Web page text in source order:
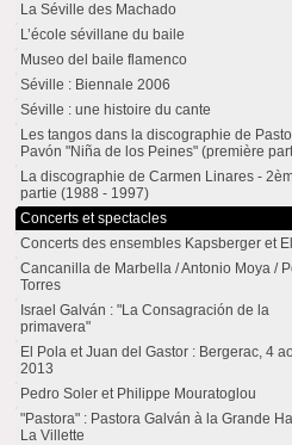
La Séville des Machado
L’école sévillane du baile
Museo del baile flamenco
Séville : Biennale 2006
Séville : une histoire du cante
Les tangos dans la discographie de
Pavón "Niña de los Peines" (première
La discographie de Carmen Linares -
partie (1988 - 1997)
Concerts et spectacles
Concerts des ensembles Kapsberger et
Cancanilla de Marbella / Antonio Moya /
Torres
Israel Galván : "La Consagración de la
primavera"
El Pola et Juan del Gastor : Bergerac, 4
2013
Pedro Soler et Philippe Mouratoglou
"Pastora" : Pastora Galván à la Grande
La Villette